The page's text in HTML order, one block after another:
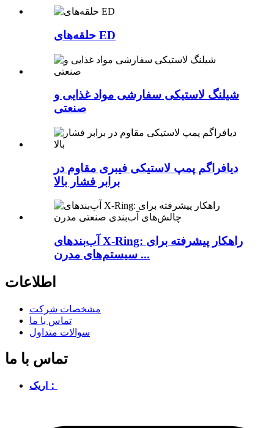
حلقه‌های ED
شیلنگ لاستیکی سفارشی مواد غذایی و
صنعتی
دیافراگم پمپ لاستیکی فیبری مقاوم در
برابر فشار بالا
آب‌بندهای X-Ring: راهکار پیشرفته برای
سیستم‌های مدرن ...
اطلاعات
مشخصات شرکت
تماس با ما
سوالات متداول
تماس با ما
اریک：